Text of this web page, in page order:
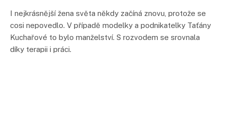
I nejkrásnější žena světa někdy začíná znovu, protože se
cosi nepovedlo. V případě modelky a podnikatelky Taťány
Kuchařové to bylo manželství. S rozvodem se srovnala
díky terapii i práci.